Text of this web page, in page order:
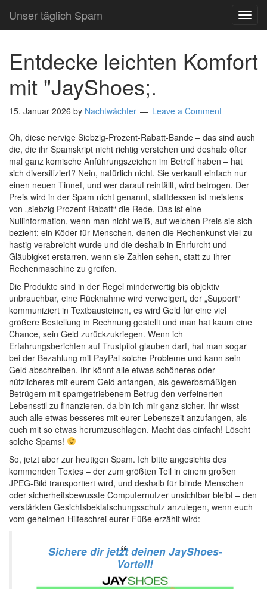
Unser täglich Spam
Entdecke leichten Komfort
mit "JayShoes;.
15. Januar 2026 by Nachtwächter Leave a Comment
Oh, diese nervige Siebzig-Prozent-Rabatt-Bande – das sind auch
die, die ihr Spamskript nicht richtig verstehen und deshalb öfter
mal ganz komische Anführungszeichen im Betreff haben – hat
sich diversifiziert? Nein, natürlich nicht. Sie verkauft einfach nur
einen neuen Tinnef, und wer darauf reinfällt, wird betrogen. Der
Preis wird in der Spam nicht genannt, stattdessen ist meistens
von „siebzig Prozent Rabatt“ die Rede. Das ist eine
Nullinformation, wenn man nicht weiß, auf welchen Preis sie sich
bezieht; ein Köder für Menschen, denen die Rechenkunst viel zu
hastig verabreicht wurde und die deshalb in Ehrfurcht und
Gläubigket erstarren, wenn sie Zahlen sehen, statt zu ihrer
Rechenmaschine zu greifen.
Die Produkte sind in der Regel minderwertig bis objektiv
unbrauchbar, eine Rücknahme wird verweigert, der „Support“
kommuniziert in Textbausteinen, es wird Geld für eine viel
größere Bestellung in Rechnung gestellt und man hat kaum eine
Chance, sein Geld zurückzukriegen. Wenn ich
Erfahrungsberichten auf Trustpilot glauben darf, hat man sogar
bei der Bezahlung mit PayPal solche Probleme und kann sein
Geld abschreiben. Ihr könnt alle etwas schöneres oder
nützlicheres mit eurem Geld anfangen, als gewerbsmäßigen
Betrügern mit spamgetriebenem Betrug den verfeinerten
Lebensstil zu finanzieren, da bin ich mir ganz sicher. Ihr wisst
auch alle etwas besseres mit eurer Lebenszeit anzufangen, als
euch mit so etwas herumzuschlagen. Macht das einfach! Löscht
solche Spams!
So, jetzt aber zur heutigen Spam. Ich bitte angesichts des
kommenden Textes – der zum größten Teil in einem großen
JPEG-Bild transportiert wird, und deshalb für blinde Menschen
oder sicherheitsbewusste Computernutzer unsichtbar bleibt – den
verstärkten Gesichtsbeklatschungsschutz anzulegen, wenn euch
vom geheimen Hilfeschrei eurer Füße erzählt wird:
Sichere dir jetzt deinen JayShoes-
Vorteil!